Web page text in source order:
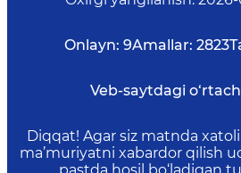
Onlayn: 9Amallar: 2823
Veb-saytdagi
Diqqat! Agar siz matnda
ma’muriyatni xabardor qilish